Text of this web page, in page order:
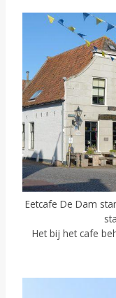
Eetcafe De Dam
Het bij het cafe